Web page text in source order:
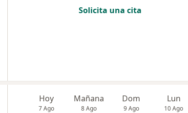
Solicita una cita
Hoy
7 Ago
Mañana
8 Ago
Dom
9 Ago
Lun
10 Ago